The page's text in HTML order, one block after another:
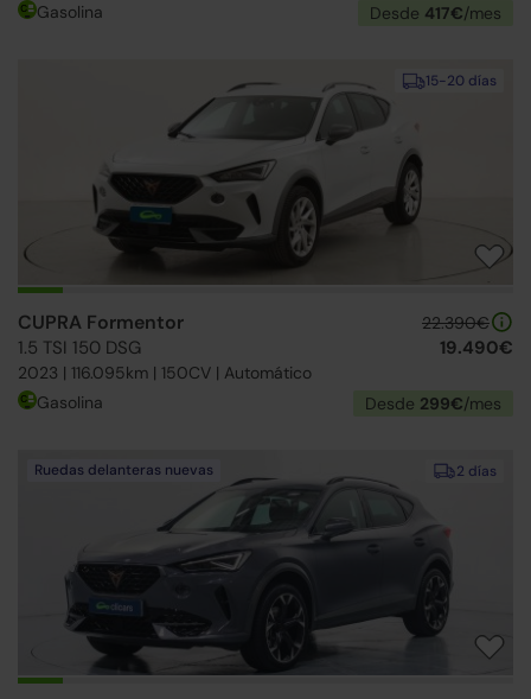
Gasolina Desde 417€/mes
15-20 días
CUPRA Formentor
1.5 TSI 150 DSG
2023 | 116.095km | 150CV | Automático
22.390€
19.490€
Gasolina Desde 299€/mes
2 días
Ruedas delanteras nuevas